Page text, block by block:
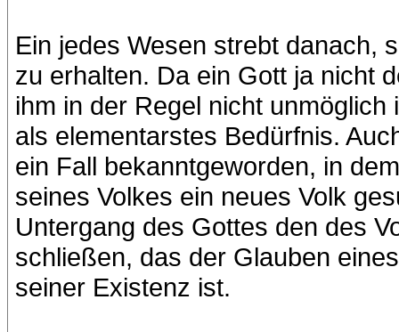
Ein jedes Wesen strebt danach,
zu erhalten. Da ein Gott ja nicht
ihm in der Regel nicht
als elementarstes Bedürfnis.
ein Fall bekanntgeworden, in
seines Volkes ein neues Volk
Untergang des Gottes den des
schließen, das der Glauben
seiner Existenz ist.